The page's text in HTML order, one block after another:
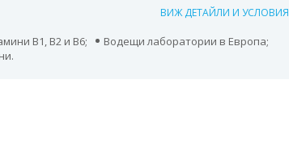
ВИЖ ДЕТАЙЛИ И УСЛОВИЯ
В1, В2 и В6;
Водещи лаборатории в Европа;